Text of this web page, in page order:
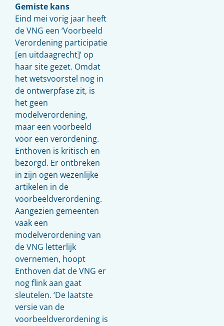
Gemiste kans
Eind mei vorig jaar heeft
de VNG een ‘Voorbeeld
Verordening participatie
[en uitdaagrecht]’ op
haar site gezet. Omdat
het wetsvoorstel nog in
de ontwerpfase zit, is
het geen
modelverordening,
maar een voorbeeld
voor een verordening.
Enthoven is kritisch en
bezorgd. Er ontbreken
in zijn ogen wezenlijke
artikelen in de
voorbeeldverordening.
Aangezien gemeenten
vaak een
modelverordening van
de VNG letterlijk
overnemen, hoopt
Enthoven dat de VNG er
nog flink aan gaat
sleutelen. ‘De laatste
versie van de
voorbeeldverordening is